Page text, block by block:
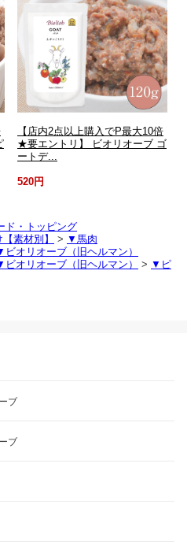
【店内2点以上購入でP最大10倍
★要エントリ】 ビオリオーブ ゴ
ートデ...
520円
ド・トッピング
素材別】 > ▼馬肉
ビオリオーブ（旧ヘルマン）
ビオリオーブ（旧ヘルマン） > ▼ピ
ブ
ブ